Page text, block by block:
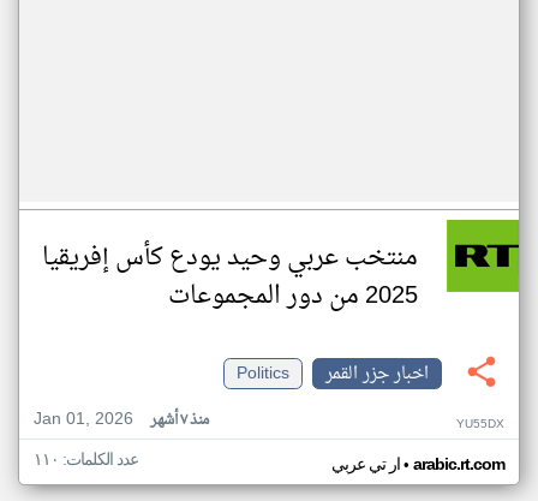
منتخب عربي وحيد يودع كأس إفريقيا
2025 من دور المجموعات
اخبار جزر القمر
Politics
Jan 01, 2026
منذ ٧ أشهر YU55DX
ار تي عربي• arabic.rt.com عدد الكلمات: ١١٠